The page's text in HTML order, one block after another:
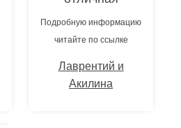
Подробную информацию
читайте по ссылке
Лаврентий и
Акилина